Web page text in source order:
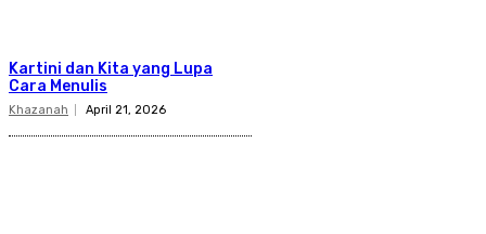
Kartini dan Kita yang Lupa
Cara Menulis
Khazanah April 21, 2026